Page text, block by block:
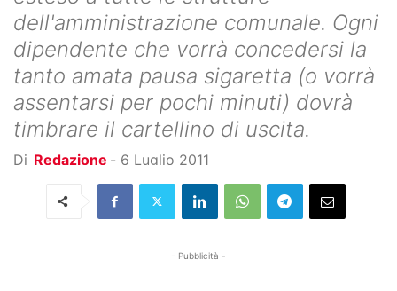
dell'amministrazione comunale. Ogni
dipendente che vorrà concedersi la
tanto amata pausa sigaretta (o vorrà
assentarsi per pochi minuti) dovrà
timbrare il cartellino di uscita.
Di Redazione - 6 Luglio 2011
- Pubblicità -